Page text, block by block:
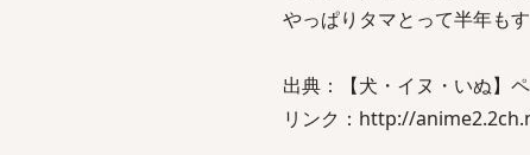
やっぱりタマとって半年も
出典：【犬・イヌ・いぬ】
リンク：http://